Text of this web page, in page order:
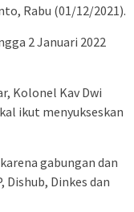
Rabu (01/12/2021).
2 Januari 2022
Kolonel Kav Dwi
ikut menyukseskan
gabungan dan
Dishub, Dinkes dan